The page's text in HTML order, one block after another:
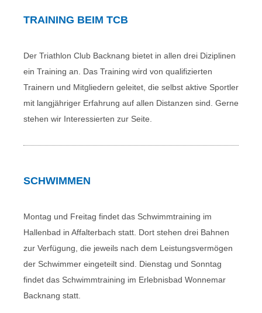
TRAINING BEIM TCB
Der Triathlon Club Backnang bietet in allen drei Diziplinen
ein Training an. Das Training wird von qualifizierten
Trainern und Mitgliedern geleitet, die selbst aktive Sportler
mit langjähriger Erfahrung auf allen Distanzen sind. Gerne
stehen wir Interessierten zur Seite.
SCHWIMMEN
Montag und Freitag findet das Schwimmtraining im
Hallenbad in Affalterbach statt. Dort stehen drei Bahnen
zur Verfügung, die jeweils nach dem Leistungsvermögen
der Schwimmer eingeteilt sind. Dienstag und Sonntag
findet das Schwimmtraining im Erlebnisbad Wonnemar
Backnang statt.